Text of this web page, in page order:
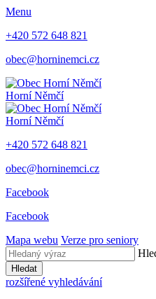
Menu
+420 572 648 821
obec@horninemci.cz
Horní Němčí
Horní Němčí
+420 572 648 821
obec@horninemci.cz
Facebook
Facebook
Mapa webu Verze pro seniory
Hledat
rozšířené vyhledávání